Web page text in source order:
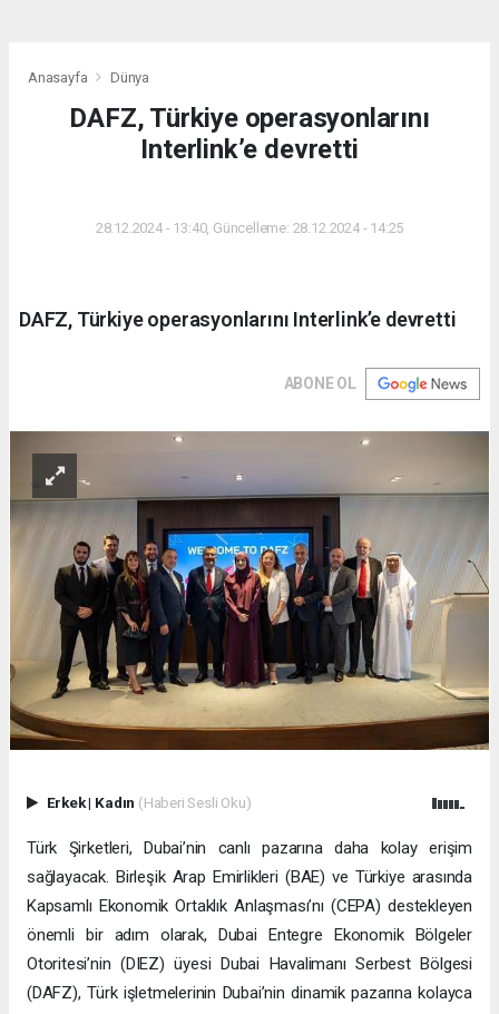
Anasayfa Dünya
DAFZ, Türkiye operasyonlarını
Interlink’e devretti
28.12.2024 - 13:40, Güncelleme: 28.12.2024 - 14:25
DAFZ, Türkiye operasyonlarını Interlink’e devretti
ABONE OL
Erkek| Kadın (Haberi Sesli Oku)
Türk Şirketleri, Dubai’nin canlı pazarına daha kolay erişim
sağlayacak. Birleşik Arap Emirlikleri (BAE) ve Türkiye arasında
Kapsamlı Ekonomik Ortaklık Anlaşması’nı (CEPA) destekleyen
önemli bir adım olarak, Dubai Entegre Ekonomik Bölgeler
Otoritesi’nin (DIEZ) üyesi Dubai Havalimanı Serbest Bölgesi
(DAFZ), Türk işletmelerinin Dubai’nin dinamik pazarına kolayca